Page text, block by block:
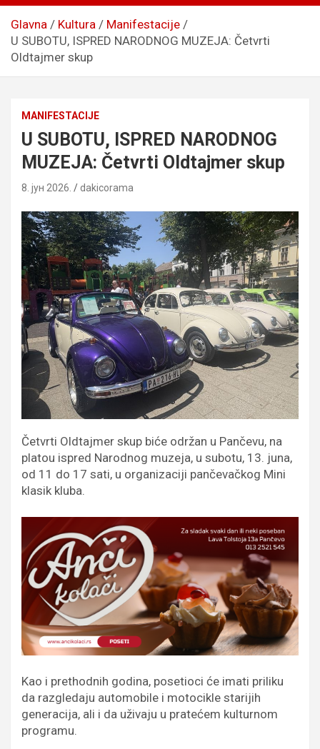
Glavna Kultura
Manifestacije
U SUBOTU, ISPRED NARODNOG MUZEJA: Četvrti
Oldtajmer skup
MANIFESTACIJE
U SUBOTU, ISPRED NARODNOG
MUZEJA: Četvrti Oldtajmer skup
8. јун 2026. dakicorama
Četvrti Oldtajmer skup biće održan u Pančevu, na
platou ispred Narodnog muzeja, u subotu, 13. juna,
od 11 do 17 sati, u organizaciji pančevačkog Mini
klasik kluba.
Kao i prethodnih godina, posetioci će imati priliku
da razgledaju automobile i motocikle starijih
generacija, ali i da uživaju u pratećem kulturnom
programu.